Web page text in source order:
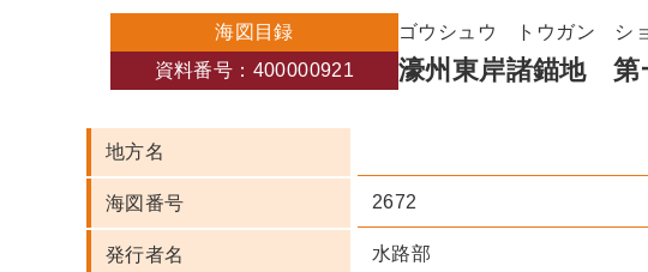
海図目録
ゴウシュウ トウガン シ
資料番号：400000921
濠州東岸諸錨地 第
地方名
海図番号 2672
発行者名 水路部